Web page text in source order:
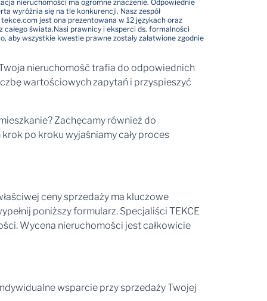
nieruchomości ma ogromne znaczenie. Odpowiednie
wyróżnia się na tle konkurencji. Nasz zespół
jest ona prezentowana w 12 językach oraz
świata.Nasi prawnicy i eksperci ds. formalności
aby wszystkie kwestie prawne zostały załatwione zgodnie
nieruchomość trafia do odpowiednich
wartościowych zapytań i przyspieszyć
Zachęcamy również do
krok po kroku wyjaśniamy cały proces
ceny sprzedaży ma kluczowe
poniższy formularz. Specjaliści TEKCE
Wycena nieruchomości jest całkowicie
wsparcie przy sprzedaży Twojej